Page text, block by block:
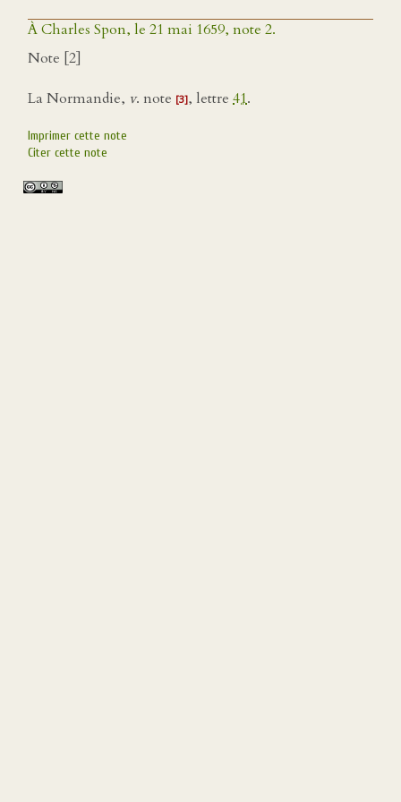
À Charles Spon, le 21 mai 1659, note 2.
Note [2]
La Normandie, v. note [3], lettre 41.
Imprimer cette note
Citer cette note